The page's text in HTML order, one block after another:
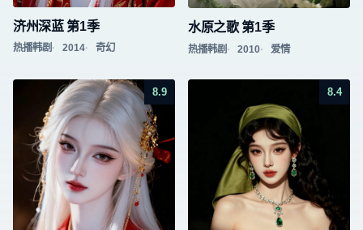
济州深蓝 第1季
热播韩剧 2014 奇幻
水原之歌 第1季
热播韩剧 2010 爱情
8.9 8.4